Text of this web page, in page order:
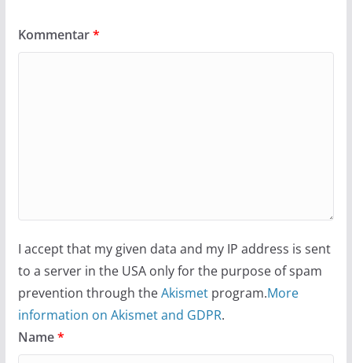
Kommentar*
I accept that my given data and my IP address is sent
to a server in the USA only for the purpose of spam
prevention through theAkismetprogram.More
information on Akismet and GDPR.
Name*